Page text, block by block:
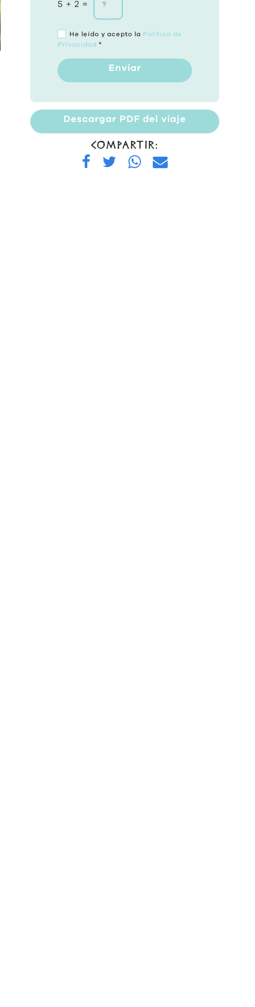
5 + 2 =
He leído y acepto la Política de
Privacidad *
Enviar
Descargar PDF del viaje
COMPARTIR: